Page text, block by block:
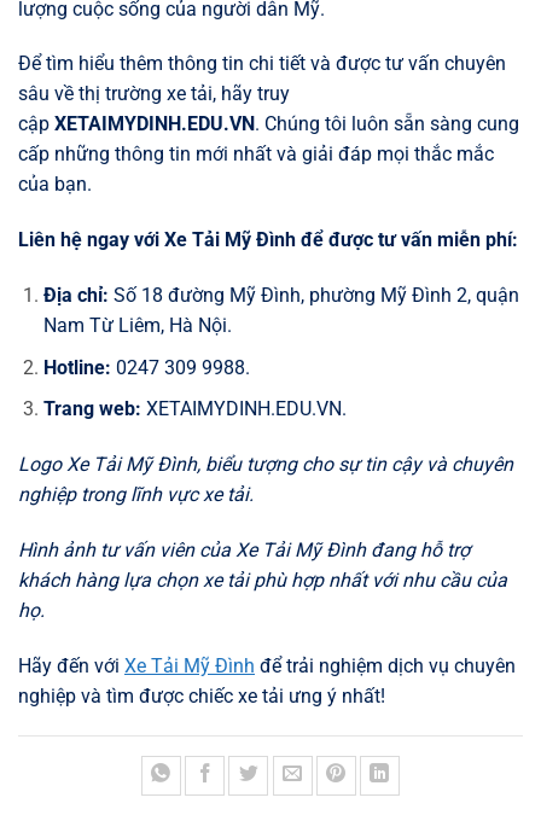
lượng cuộc sống của người dân Mỹ.
Để tìm hiểu thêm thông tin chi tiết và được tư vấn chuyên
sâu về thị trường xe tải, hãy truy
cập XETAIMYDINH.EDU.VN . Chúng tôi luôn sẵn sàng cung
cấp những thông tin mới nhất và giải đáp mọi thắc mắc
của bạn.
Liên hệ ngay với Xe Tải Mỹ Đình để được tư vấn miễn phí:
Địa chỉ: Số 18 đường Mỹ Đình, phường Mỹ Đình 2, quận
Nam Từ Liêm, Hà Nội.
Hotline: 0247 309 9988.
Trang web: XETAIMYDINH.EDU.VN.
Logo Xe Tải Mỹ Đình, biểu tượng cho sự tin cậy và chuyên
nghiệp trong lĩnh vực xe tải.
Hình ảnh tư vấn viên của Xe Tải Mỹ Đình đang hỗ trợ
khách hàng lựa chọn xe tải phù hợp nhất với nhu cầu của
họ.
Hãy đến với Xe Tải Mỹ Đình để trải nghiệm dịch vụ chuyên
nghiệp và tìm được chiếc xe tải ưng ý nhất!